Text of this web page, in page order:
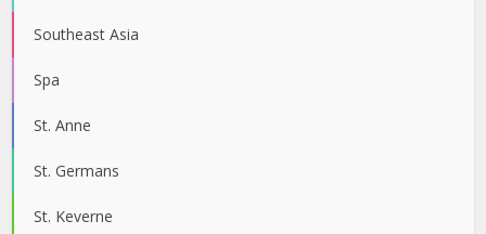
Southeast Asia
Spa
St. Anne
St. Germans
St. Keverne